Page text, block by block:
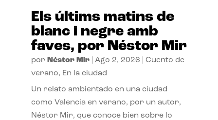
Els últims matins de
blanc i negre amb
faves, por Néstor Mir
por Néstor Mir| Ago 2, 2026
Cuento de
verano, En la ciudad
Un relato ambientado en una ciudad
como Valencia en verano, por un autor,
Néstor Mir, que conoce bien sobre lo